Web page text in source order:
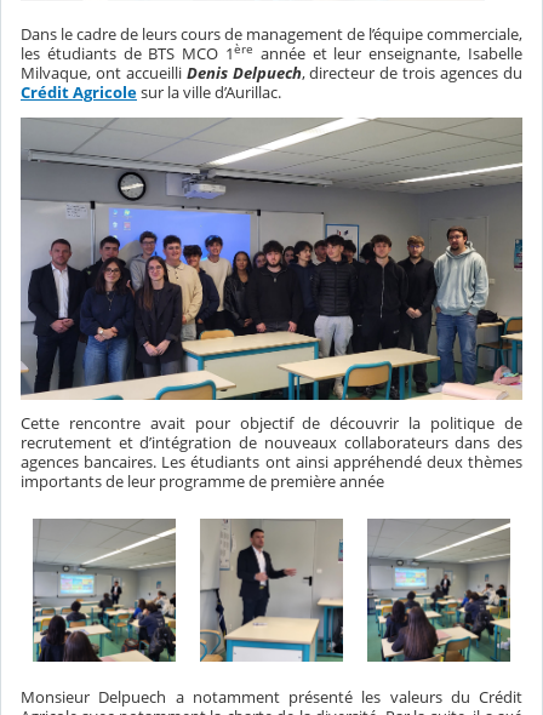
Dans le cadre de leurs cours de management de l’équipe commerciale,
les étudiants de BTS MCO 1ère année et leur enseignante, Isabelle
Milvaque, ont accueilli Denis Delpuech, directeur de trois agences du
Crédit Agricolesur la ville d’Aurillac.
Cette rencontre avait pour objectif de découvrir la politique de
recrutement et d’intégration de nouveaux collaborateurs dans des
agences bancaires. Les étudiants ont ainsi appréhendé deux thèmes
importants de leur programme de première année
Monsieur Delpuech a notamment présenté les valeurs du Crédit